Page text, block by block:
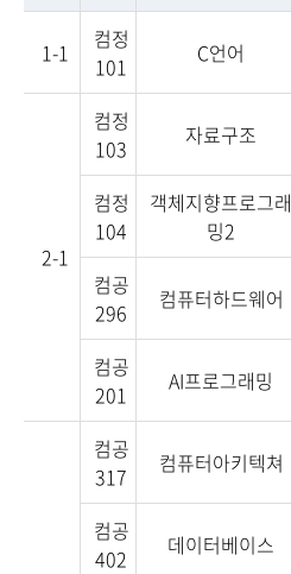
1-1
컴정
101
C언어
2-1
컴정
103
자료구조
컴정
104
객체지향프로그래
밍2
컴공
296
컴퓨터하드웨어
컴공
201
AI프로그래밍
컴공
317
컴퓨터아키텍쳐
컴공
402
데이터베이스